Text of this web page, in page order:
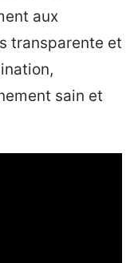
aux
transparente et
sain et